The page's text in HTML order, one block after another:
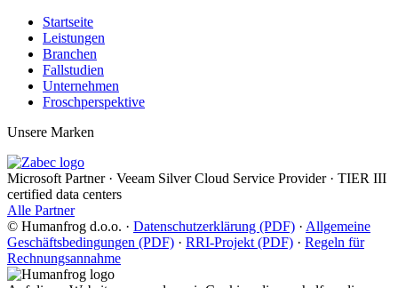
Startseite
Leistungen
Branchen
Fallstudien
Unternehmen
Froschperspektive
Unsere Marken
Microsoft Partner · Veeam Silver Cloud Service Provider · TIER III
certified data centers
Alle Partner
© Humanfrog d.o.o. · Datenschutzerklärung (PDF) · Allgemeine
Geschäftsbedingungen (PDF) · RRI-Projekt (PDF) · Regeln für
Rechnungsannahme